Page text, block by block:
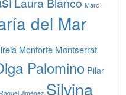
Marc
del Mar
Monforte Montserrat
Palomino Pilar
Raquel Jiménez Silvina